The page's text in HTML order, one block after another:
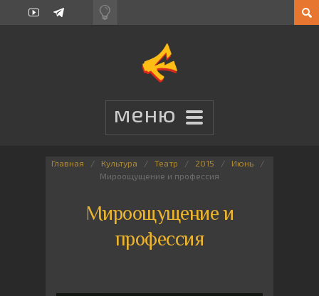
Главная Культура Театр 2015
Июнь
Мироощущение и профессия
Мироощущение и
профессия